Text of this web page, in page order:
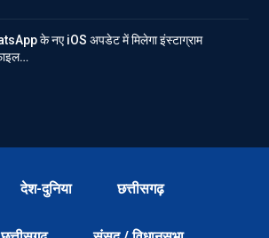
के नए iOS अपडेट में मिलेगा इंस्टाग्राम
देश-दुनिया छत्तीसगढ़